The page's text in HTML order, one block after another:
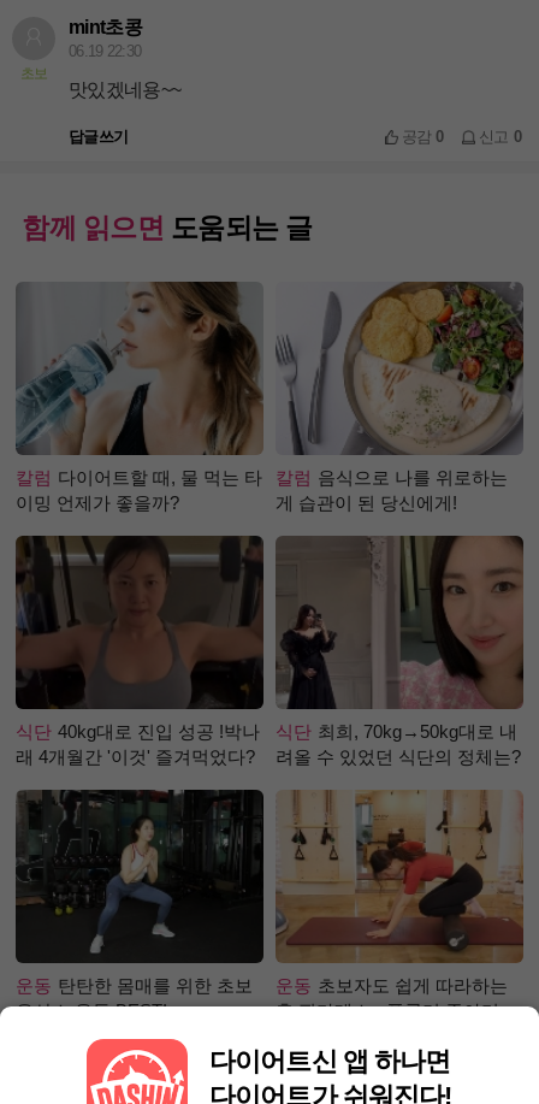
초보
mint초콩
06.19 22:30
맛있겠네용~~
답글쓰기 공감0 신고 0
함께 읽으면 도움되는 글
칼럼 다이어트할 때, 물 먹는 타
이밍 언제가 좋을까?
칼럼 음식으로 나를 위로하는
게 습관이 된 당신에게!
식단 40kg대로 진입 성공 !박나
래 4개월간 '이것' 즐겨먹었다?
식단 최희, 70kg→50kg대로 내
려올 수 있었던 식단의 정체는?
운동 탄탄한 몸매를 위한 초보
유산소 운동 BEST!
운동 초보자도 쉽게 따라하는
홈 필라테스 - 폼롤러 종아리 알
다이어트신 앱 하나면
다이어트가 쉬워진다!